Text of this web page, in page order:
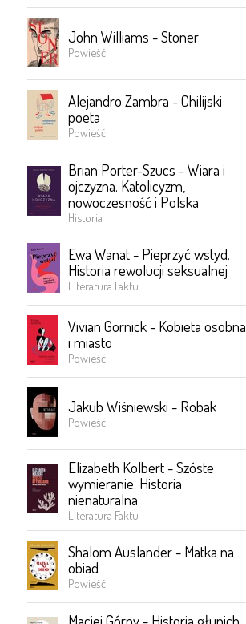
John Williams - Stoner
Powieść
Alejandro Zambra - Chilijski
poeta
Powieść
Brian Porter-Szucs - Wiara i
ojczyzna. Katolicyzm,
nowoczesność i Polska
Historia
Ewa Wanat - Pieprzyć wstyd.
Historia rewolucji seksualnej
Literatura Faktu
Vivian Gornick - Kobieta osobna
i miasto
Powieść
Jakub Wiśniewski - Robak
Powieść
Elizabeth Kolbert - Szóste
wymieranie. Historia
nienaturalna
Literatura Faktu
Shalom Auslander - Matka na
obiad
Powieść
Maciej Górny - Historia głupich